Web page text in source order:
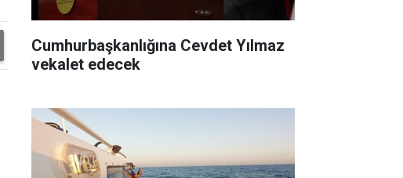
Cumhurbaşkanlığına Cevdet Yılmaz
vekalet edecek